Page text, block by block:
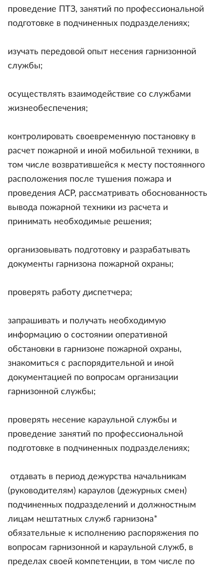
проведение ПТЗ, занятий по профессиональной
подготовке в подчиненных подразделениях;
изучать передовой опыт несения гарнизонной
службы;
осуществлять взаимодействие со службами
жизнеобеспечения;
контролировать своевременную постановку в
расчет пожарной и иной мобильной техники, в
том числе возвратившейся к месту постоянного
расположения после тушения пожара и
проведения АСР, рассматривать обоснованность
вывода пожарной техники из расчета и
принимать необходимые решения;
организовывать подготовку и разрабатывать
документы гарнизона пожарной охраны;
проверять работу диспетчера;
запрашивать и получать необходимую
информацию о состоянии оперативной
обстановки в гарнизоне пожарной охраны,
знакомиться с распорядительной и иной
документацией по вопросам организации
гарнизонной службы;
проверять несение караульной службы и
проведение занятий по профессиональной
подготовке в подчиненных подразделениях;
отдавать в период дежурства начальникам
(руководителям) караулов (дежурных смен)
подчиненных подразделений и должностным
лицам нештатных служб гарнизона*
обязательные к исполнению распоряжения по
вопросам гарнизонной и караульной служб, в
пределах своей компетенции, в том числе по